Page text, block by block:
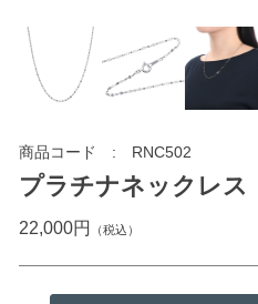
商品コード RNC502
プラチナネックレス
22,000円 （税込）